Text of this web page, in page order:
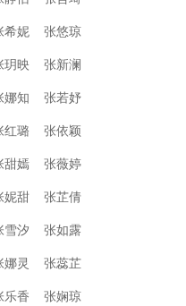
希妮 张悠琼
玥映 张新澜
娜知 张若妤
红璐 张依颖
甜嫣 张薇婷
妮甜 张芷倩
雪汐 张如露
娜灵 张蕊芷
乐香 张娴琼